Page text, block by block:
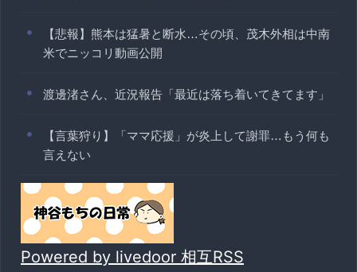
【悲報】熊本は猛暑と断水…その頃、茂木外相は中南
米でニッコリ動画公開
渡邊渚さん、近況報告「最近は落ち着いてきてます」
【言葉狩り】「ママ応援」が炎上して謝罪…もう何も
言えない
Powered by livedoor 相互RSS